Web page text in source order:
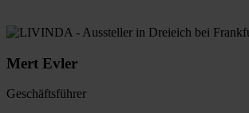
Mert Evler
Geschäftsführer